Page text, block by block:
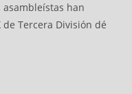
han
Tercera División dé